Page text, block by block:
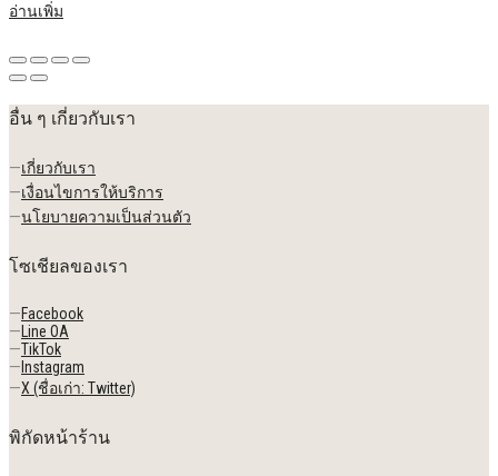
อ่านเพิ่ม
อื่น ๆ เกี่ยวกับเรา
—เกี่ยวกับเรา
—เงื่อนไขการให้บริการ
—นโยบายความเป็นส่วนตัว
โซเชียลของเรา
—Facebook
— Line OA
—TikTok
— Instagram
—X (ชื่อเก่า: Twitter)
พิกัดหน้าร้าน